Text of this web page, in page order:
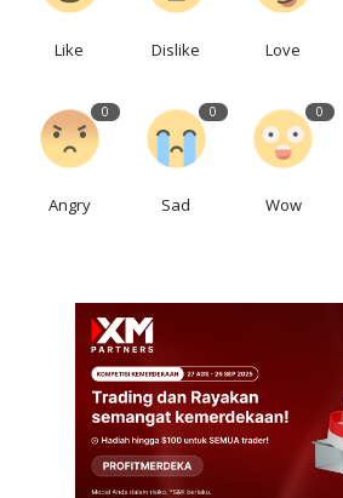
Like Dislike Love
0
Angry
0
Sad
0
Wow